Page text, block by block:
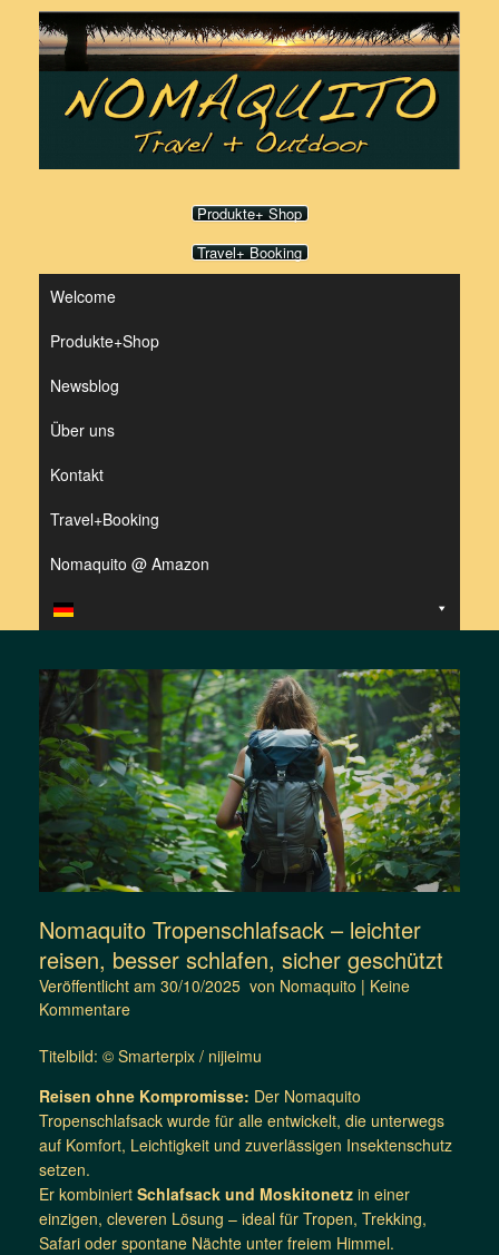
springen
Produkte+ Shop
Travel+ Booking
Welcome
Produkte+Shop
Newsblog
Über uns
Kontakt
Travel+Booking
Nomaquito @ Amazon
Nomaquito Tropenschlafsack – leichter
reisen, besser schlafen, sicher geschützt
Veröffentlicht am 30/10/2025 von Nomaquito | Keine
Kommentare
Titelbild: © Smarterpix / nijieimu
Reisen ohne Kompromisse: Der Nomaquito
Tropenschlafsack wurde für alle entwickelt, die unterwegs
auf Komfort, Leichtigkeit und zuverlässigen Insektenschutz
setzen.
Er kombiniert Schlafsack und Moskitonetz in einer
einzigen, cleveren Lösung – ideal für Tropen, Trekking,
Safari oder spontane Nächte unter freiem Himmel.